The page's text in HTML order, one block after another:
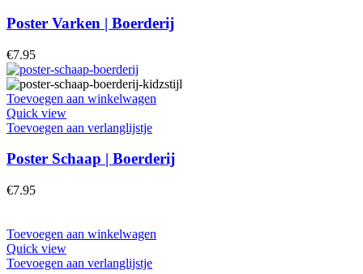
Poster Varken | Boerderij
€7.95
Toevoegen aan winkelwagen
Quick view
Toevoegen aan verlanglijstje
Poster Schaap | Boerderij
€7.95
Toevoegen aan winkelwagen
Quick view
Toevoegen aan verlanglijstje